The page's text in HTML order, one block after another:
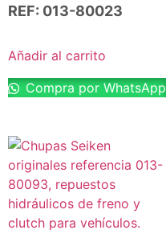
REF: 013-80023
Añadir al carrito
Compra por WhatsApp